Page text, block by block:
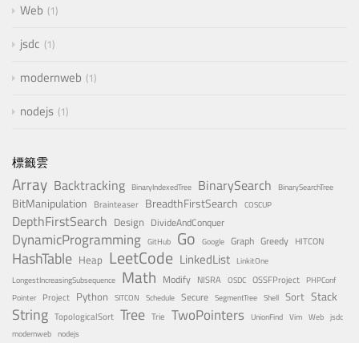
Web 1
jsdc 1
modernweb 1
nodejs 1
標籤雲
Array Backtracking BinaryIndexedTree BinarySearch BinarySearchTree
BitManipulation Brainteaser BreadthFirstSearch COSCUP
DepthFirstSearch Design DivideAndConquer
DynamicProgramming GitHub Go Google Graph Greedy HITCON
HashTable Heap LeetCode LinkedList LinkitOne
LongestIncreasingSubsequence Math Modify NISRA OSDC OSSFProject PHPConf
Pointer Project Python SITCON Schedule Secure SegmentTree Shell Sort Stack
String TopologicalSort Tree Trie TwoPointers UnionFind Vim Web jsdc
modernweb nodejs